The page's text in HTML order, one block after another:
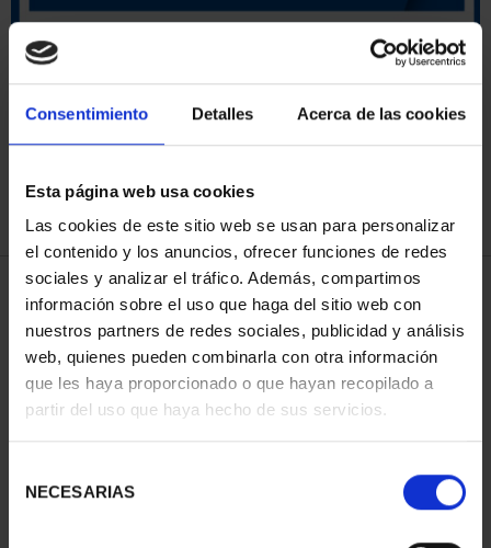
Consentimiento Detalles Acerca de las cookies
Esta página web usa cookies
Las cookies de este sitio web se usan para personalizar
el contenido y los anuncios, ofrecer funciones de redes
sociales y analizar el tráfico. Además, compartimos
información sobre el uso que haga del sitio web con
nuestros partners de redes sociales, publicidad y análisis
web, quienes pueden combinarla con otra información
que les haya proporcionado o que hayan recopilado a
partir del uso que haya hecho de sus servicios.
NECESARIAS
REFINAR
4 Productos encontrados